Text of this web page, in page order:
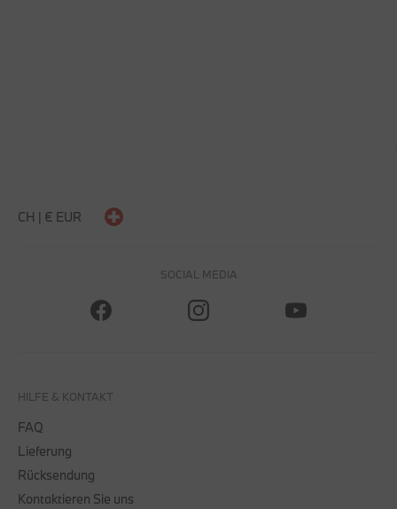
CH | € EUR
SOCIAL MEDIA
HILFE & KONTAKT
FAQ
Lieferung
Rücksendung
Kontaktieren Sie uns